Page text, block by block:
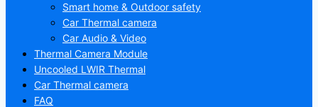
Smart home & Outdoor safety
Car Thermal camera
Car Audio & Video
Thermal Camera Module
Uncooled LWIR Thermal
Car Thermal camera
FAQ